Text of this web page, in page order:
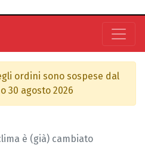
ordini sono sospese dal
30 agosto 2026
è (già) cambiato